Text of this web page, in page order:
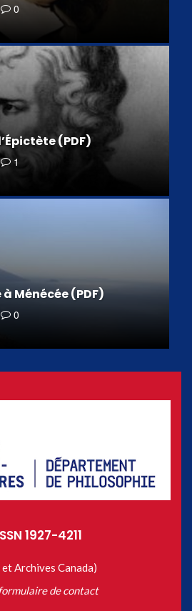
0
(PDF)
1
Ménécée (PDF)
0
1927-4211
Archives Canada)
de contact